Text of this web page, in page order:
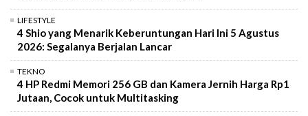
LIFESTYLE
4 Shio yang Menarik Keberuntungan Hari Ini 5 Agustus
2026: Segalanya Berjalan Lancar
TEKNO
4 HP Redmi Memori 256 GB dan Kamera Jernih Harga Rp1
Jutaan, Cocok untuk Multitasking